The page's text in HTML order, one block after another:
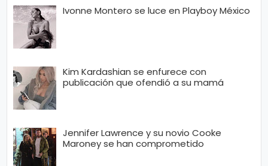
Ivonne Montero se luce en Playboy México
Kim Kardashian se enfurece con
publicación que ofendió a su mamá
Jennifer Lawrence y su novio Cooke
Maroney se han comprometido